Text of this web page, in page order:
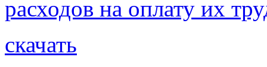
расходов на оплату их
скачать